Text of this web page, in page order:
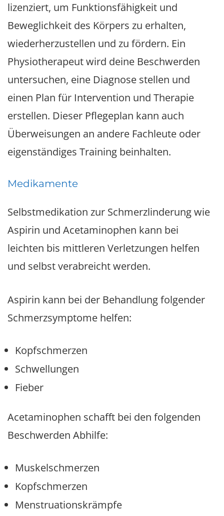
lizenziert, um Funktionsfähigkeit und
Beweglichkeit des Körpers zu erhalten,
wiederherzustellen und zu fördern. Ein
Physiotherapeut wird deine Beschwerden
untersuchen, eine Diagnose stellen und
einen Plan für Intervention und Therapie
erstellen. Dieser Pflegeplan kann auch
Überweisungen an andere Fachleute oder
eigenständiges Training beinhalten.
Medikamente
Selbstmedikation zur Schmerzlinderung wie
Aspirin und Acetaminophen kann bei
leichten bis mittleren Verletzungen helfen
und selbst verabreicht werden.
Aspirin kann bei der Behandlung folgender
Schmerzsymptome helfen:
Kopfschmerzen
Schwellungen
Fieber
Acetaminophen schafft bei den folgenden
Beschwerden Abhilfe:
Muskelschmerzen
Kopfschmerzen
Menstruationskrämpfe